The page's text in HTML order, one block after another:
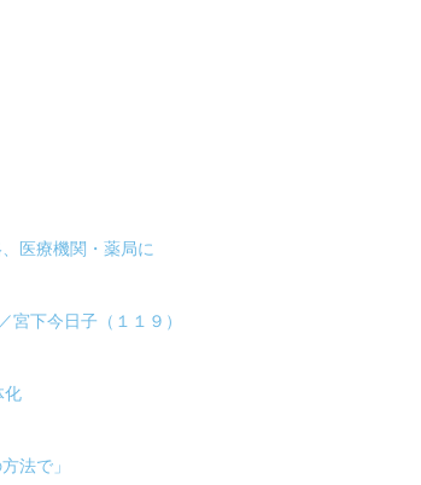
医療機関・薬局に
下今日子（１１９）
化
法で」